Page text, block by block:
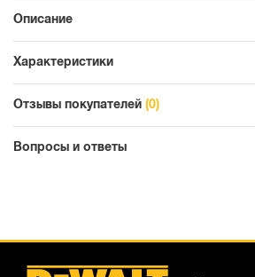
Описание
Характеристики
Отзывы покупателей (0)
Вопросы и ответы